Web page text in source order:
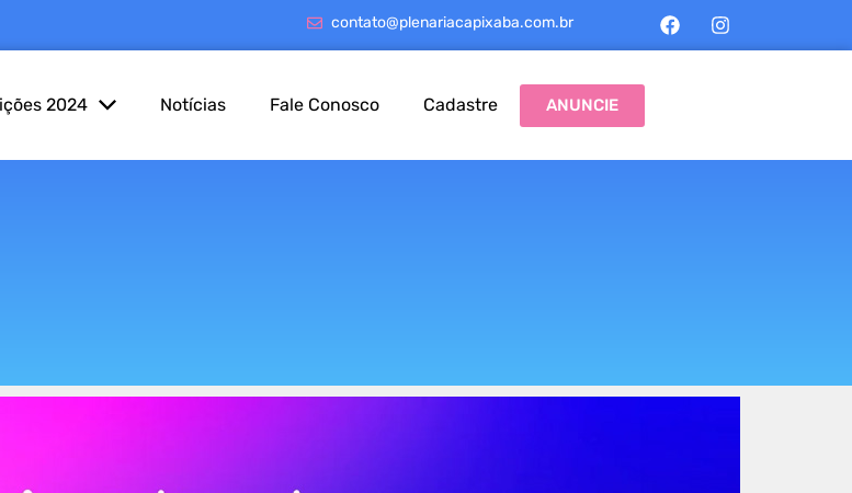
contato@plenariacapixaba.com.br
2024 Notícias Fale Conosco Cadastre ANUNCIE